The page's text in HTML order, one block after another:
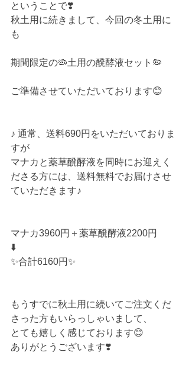
ということで❣️
秋土用に続きまして、今回の冬土用に
も
期間限定の🦠土用の醗酵液セット🦠
ご準備させていただいております😊
♪ 通常、送料690円をいただいておりま
すが
マナカと薬草醗酵液を同時にお迎えく
ださる方には、送料無料でお届けさせ
ていただきます♪
マナカ3960円＋薬草醗酵液2200円
⬇️
✨合計6160円✨
もうすでに秋土用に続いてご注文くだ
さった方もいらっしゃいまして、
とても嬉しく感じております😊
ありがとうございます❣️